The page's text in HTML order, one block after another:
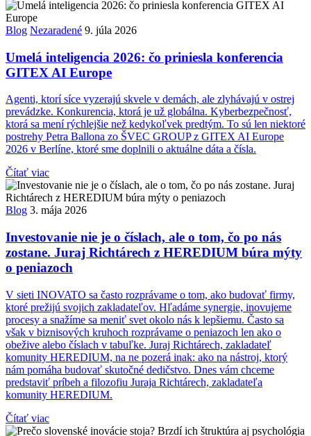
Blog Nezaradené 9. júla 2026
Umelá inteligencia 2026: čo priniesla konferencia
GITEX AI Europe
Agenti, ktorí síce vyzerajú skvele v demách, ale zlyhávajú v ostrej
prevádzke. Konkurencia, ktorá je už globálna. Kyberbezpečnosť,
ktorá sa mení rýchlejšie než kedykoľvek predtým. To sú len niektoré
postrehy Petra Ballona zo ŠVEC GROUP z GITEX AI Europe
2026 v Berlíne, ktoré sme doplnili o aktuálne dáta a čísla.
Čítať viac
Blog 3. mája 2026
Investovanie nie je o číslach, ale o tom, čo po nás
zostane. Juraj Richtárech z HEREDIUM búra mýty
o peniazoch
V sieti INOVATO sa často rozprávame o tom, ako budovať firmy,
ktoré prežijú svojich zakladateľov. Hľadáme synergie, inovujeme
procesy a snažíme sa meniť svet okolo nás k lepšiemu. Často sa
však v biznisových kruhoch rozprávame o peniazoch len ako o
obežive alebo číslach v tabuľke. Juraj Richtárech, zakladateľ
komunity HEREDIUM, na ne pozerá inak: ako na nástroj, ktorý
nám pomáha budovať skutočné dedičstvo. Dnes vám chceme
predstaviť príbeh a filozofiu Juraja Richtárech, zakladateľa
komunity HEREDIUM.
Čítať viac